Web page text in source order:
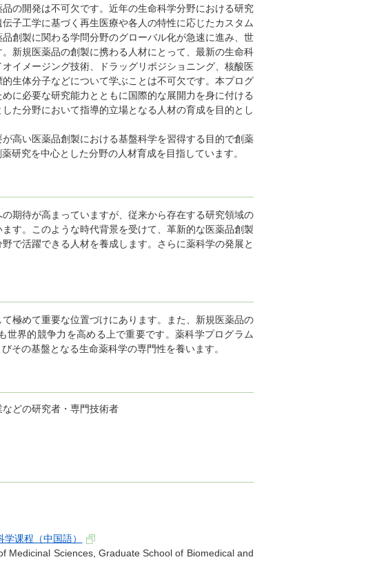
の開発は不可欠です。近年の生命科学分野における研究
子工学に基づく再生医療や各人の特性に応じたカスタム
創製に関わる学問分野のグローバル化が急速に進み、世
新規医薬品の創製に携わる人材にとって、最新の生命科
イメージング技術、ドラッグリポジショニング、核酸医
生体分子などについて学ぶことは不可欠です。本プログ
に必要な研究能力とともに国際的な展開力を身に付ける
た分野において指導的立場となる人材の育成を目的とし
高い医薬品創製における基盤科学を習得する目的で創薬
研究を中心とした分野の人材育成を目指しています。
期待が高まっていますが、従来から存在する研究領域の
す。このような時代背景を受けて、革新的な医薬品創製
で活躍できる人材を養成します。さらに薬科学の発展と
極めて重要な位置づけにあります。また、新規医薬品の
界的競争力を高める上で重要です。薬科学プログラム
その基盤となる生命薬科学の専門性を養います。
どの研究者・専門技術者
课程（中国語）
Sciences, Graduate School of Biomedical and